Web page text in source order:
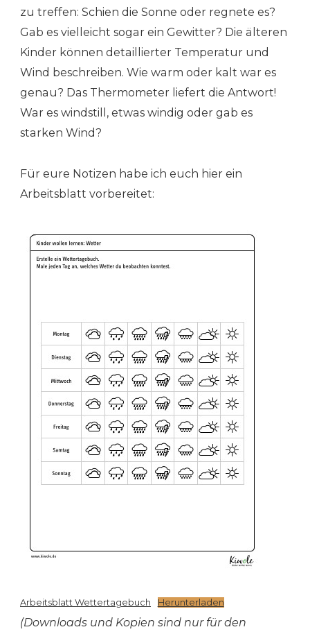
zu treffen: Schien die Sonne oder regnete es?
Gab es vielleicht sogar ein Gewitter? Die älteren
Kinder können detaillierter Temperatur und
Wind beschreiben. Wie warm oder kalt war es
genau? Das Thermometer liefert die Antwort!
War es windstill, etwas windig oder gab es
starken Wind?
Für eure Notizen habe ich euch hier ein
Arbeitsblatt vorbereitet:
Arbeitsblatt Wettertagebuch Herunterladen
(Downloads und Kopien sind nur für den